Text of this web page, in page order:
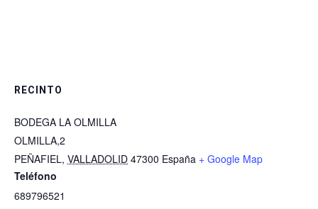
RECINTO
BODEGA LA OLMILLA
OLMILLA,2
PEÑAFIEL, VALLADOLID 47300 España + Google Map
Teléfono
689796521